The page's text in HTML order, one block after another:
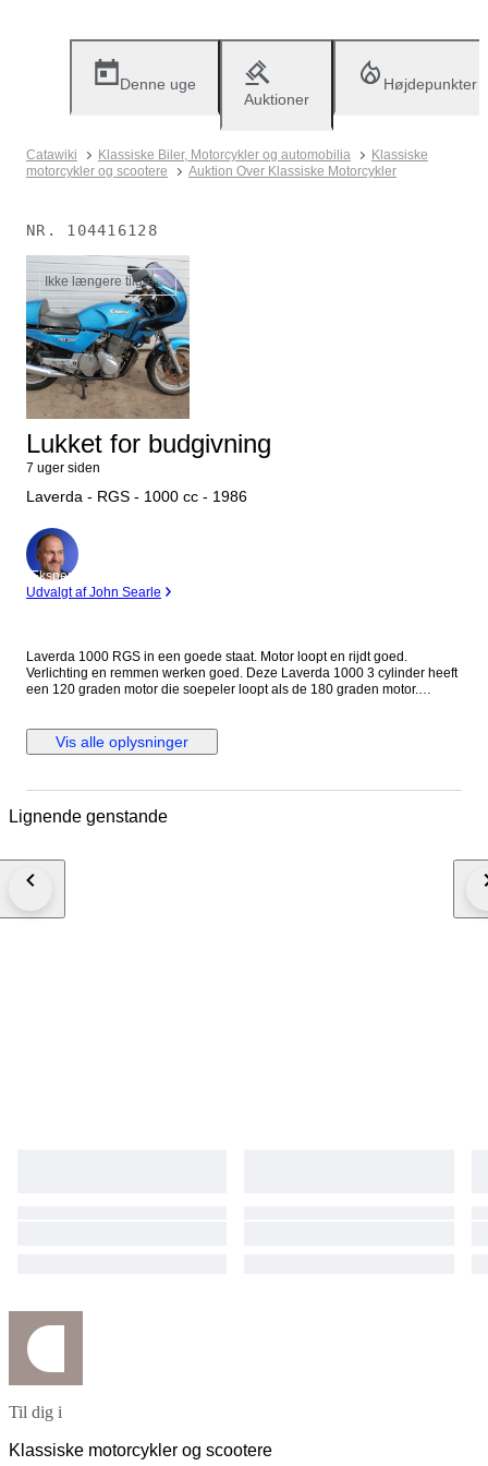
Denne uge
Auktioner
Højdepunkter
Catawiki Klassiske Biler, Motorcykler og automobilia
Klassiske
motorcykler og scootere
Auktion Over Klassiske Motorcykler
NR. 104416128
Ikke længere tilgængelig
Lukket for budgivning
7 uger siden
Laverda - RGS - 1000 cc - 1986
Ekspert
Udvalgt af John Searle
Laverda 1000 RGS in een goede staat. Motor loopt en rijdt goed.
Verlichting en remmen werken goed. Deze Laverda 1000 3 cylinder heeft
een 120 graden motor die soepeler loopt als de 180 graden motor.
mogelijk de motor te bezichtigen in Meerlo, in Nederland Bij transport
door transporteur wordt de motor geleverd zonder accu en benzine
Vis alle oplysninger
Lignende genstande
Til dig i
Klassiske motorcykler og scootere